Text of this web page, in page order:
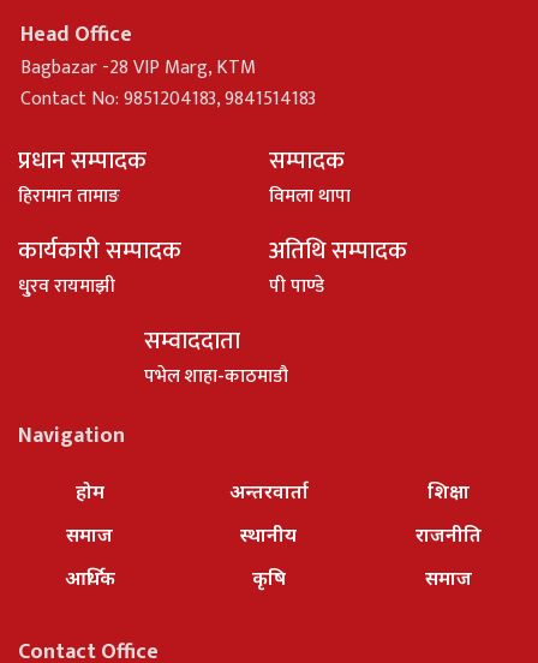
Head Office
Bagbazar -28 VIP Marg, KTM
Contact No: 9851204183, 9841514183
प्रधान सम्पादक
हिरामान तामाङ
सम्पादक
विमला थापा
कार्यकारी सम्पादक
धु्रव रायमाझी
अतिथि सम्पादक
पी पाण्डे
सम्वाददाता
पभेल शाहा-काठमाडौ
Navigation
होम
समाज
आर्थिक
अन्तरवार्ता
स्थानीय
कृषि
शिक्षा
राजनीति
समाज
Contact Office